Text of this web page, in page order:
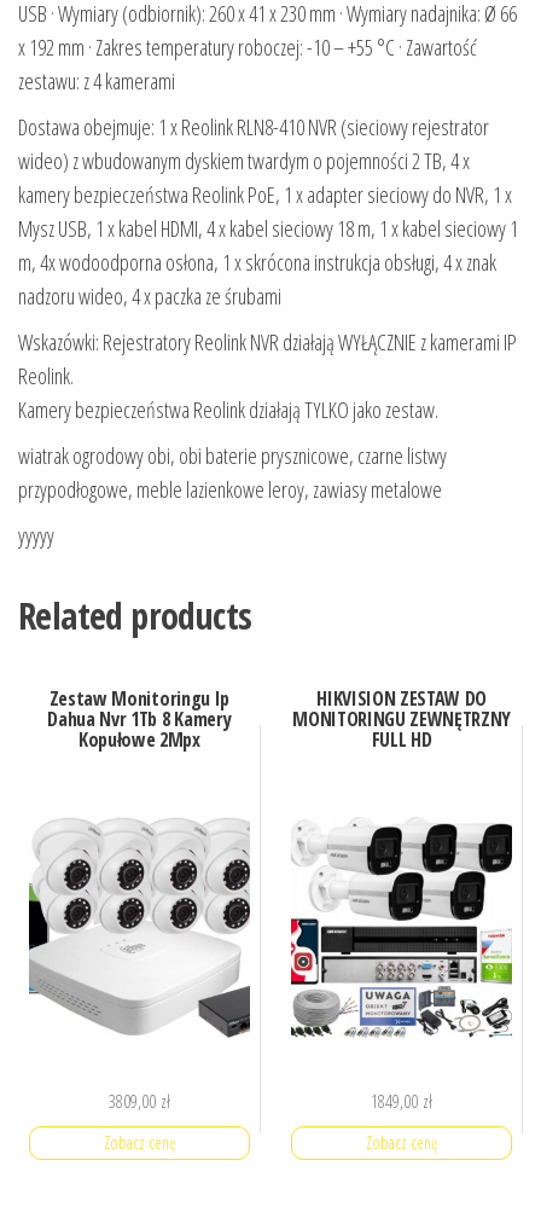
USB · Wymiary (odbiornik): 260 x 41 x 230 mm · Wymiary nadajnika: Ø 66
x 192 mm · Zakres temperatury roboczej: -10 – +55 °C · Zawartość
zestawu: z 4 kamerami
Dostawa obejmuje: 1 x Reolink RLN8-410 NVR (sieciowy rejestrator
wideo) z wbudowanym dyskiem twardym o pojemności 2 TB, 4 x
kamery bezpieczeństwa Reolink PoE, 1 x adapter sieciowy do NVR, 1 x
Mysz USB, 1 x kabel HDMI, 4 x kabel sieciowy 18 m, 1 x kabel sieciowy 1
m, 4x wodoodporna osłona, 1 x skrócona instrukcja obsługi, 4 x znak
nadzoru wideo, 4 x paczka ze śrubami
Wskazówki: Rejestratory Reolink NVR działają WYŁĄCZNIE z kamerami IP
Reolink.
Kamery bezpieczeństwa Reolink działają TYLKO jako zestaw.
wiatrak ogrodowy obi, obi baterie prysznicowe, czarne listwy
przypodłogowe, meble lazienkowe leroy, zawiasy metalowe
yyyyy
Related products
Zestaw Monitoringu Ip
Dahua Nvr 1Tb 8 Kamery
Kopułowe 2Mpx
3809,00 zł
Zobacz cenę
HIKVISION ZESTAW DO
MONITORINGU ZEWNĘTRZNY
FULL HD
1849,00 zł
Zobacz cenę